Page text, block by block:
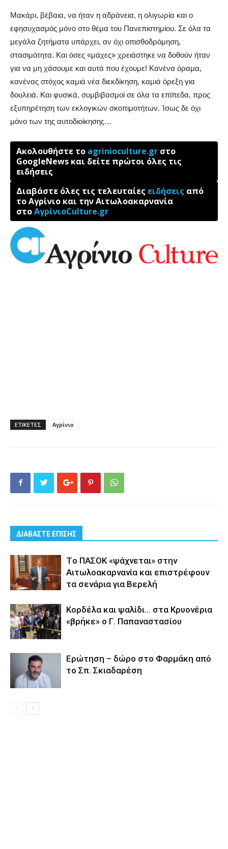
Μακάρι, βέβαια, να ήταν η αδράνεια, η ολιγωρία και ο
εφησυχασμός μόνο στο θέμα του Πανεπιστημίου. Σε όλα τα
μεγάλα ζητήματα υπάρχει, αν όχι οπισθοδρόμηση,
στασιμότητα. Και όσες «μάχες» χρειάστηκε να δοθούν ήταν
για να μη χάσουμε και αυτά που έχουμε! Κανένα όραμα,
κανένας στόχος καμιά νέα διεκδίκηση, καμιά όρεξη για
δουλειά. Και φυσικά, συμβιβασμοί σε όλα τα επίπεδα, προς
εξυπηρέτηση των εκλογικών σκοπιμοτήτων. Ίσως δε όχι
μόνο των της αυτοδιοίκησης…
Ακολουθήστε το agrinioculture.gr στο
GoogleNews και δείτε πρώτοι όλες τις
ειδήσεις
Διαβάστε όλες τις τελευταίες ειδήσεις από
το Αγρίνιο και την Αιτωλοακαρνανία
στοΑγρίνιοCulture.gr
ΕΤΙΚΕΤΕΣ Αγρίνιο
ΔΙΑΒΑΣΤΕ ΕΠΙΣΗΣ
Tο ΠΑΣΟΚ «ψάχνεται» στην
Αιτωλοακαρνανία και επιστρέφουν
τα σενάρια για Βερελή
Κορδέλα και ψαλίδι… στα Κρυονέρια
«βρήκε» ο Γ. Παπαναστασίου
Eρώτηση – δώρο στο Φαρμάκη από
το Σπ. Σκιαδαρέση